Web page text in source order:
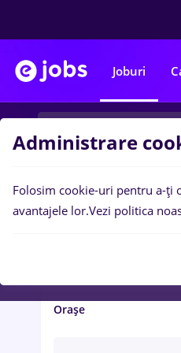
Joburi
Salariu și beneficii
Orașe
Administrare
Folosim cookie-uri pentru a-ți
avantajele lor.Vezi politica